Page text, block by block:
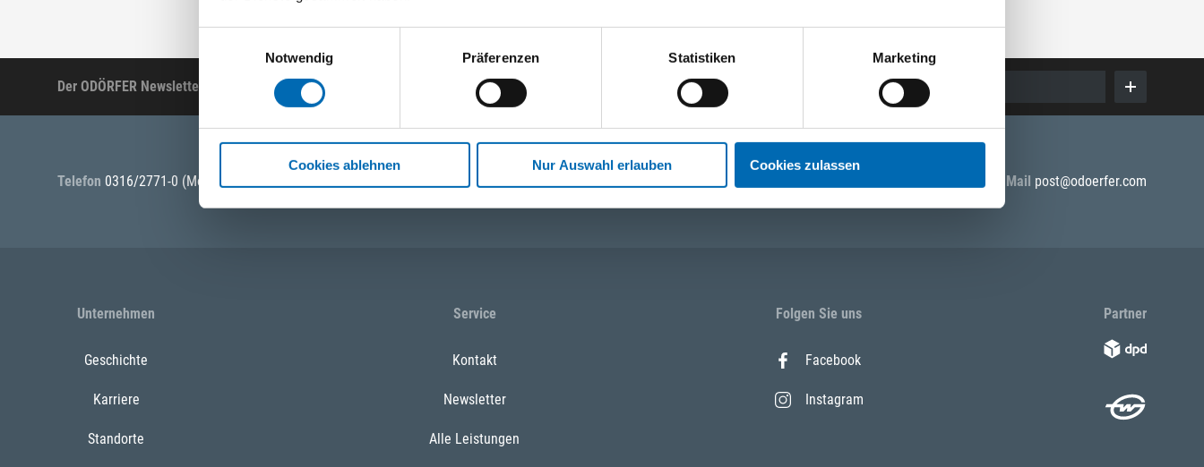
Notwendig
Präferenzen Statistiken Marketing
Cookies ablehnen Nur Auswahl erlauben Cookies zulassen
Der ODÖRFER Newsletter Produktneuheiten, Aktionen und Anwendungen. Bleiben Sie über Ihre Themen informiert! E-Mail eingeben
Telefon 0316/2771-0 (Mo - Do: 07:30 - 17:00 Uhr Fr: 07:30 - 13:00 Uhr) +43 (0)676 827 755 55 E-Mail post@odoerfer.com
Unternehmen
Geschichte
Karriere
Standorte
Service
Kontakt
Newsletter
Alle Leistungen
Folgen Sie uns
Facebook
Instagram
Partner